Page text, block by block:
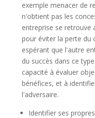
exemple menacer de
n'obtient pas les
entreprise se retrouve
pour éviter la perte du
espérant que l'autre
du succès dans ce
capacité à évaluer
bénéfices, et à
l'adversaire.
Identifier ses